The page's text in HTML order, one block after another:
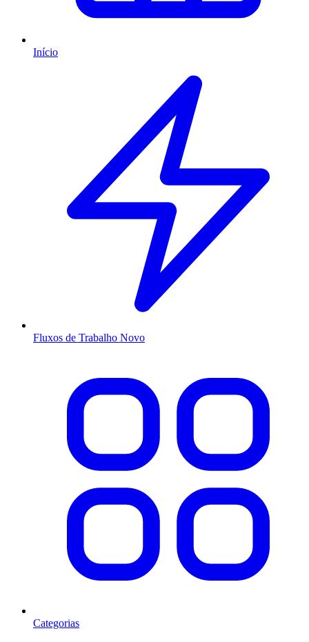
Início
Fluxos de Trabalho Novo
Categorias